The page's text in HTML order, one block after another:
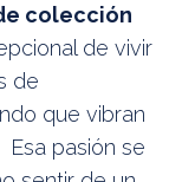
colección
de vivir
de
que vibran
pasión se